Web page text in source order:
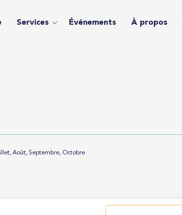
Services Événements À propos
Août, Septembre, Octobre